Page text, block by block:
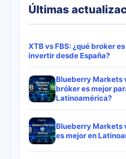
Últimas
XTB vs FBS: ¿qué broker
invertir desde España?
Blueberry Markets
bróker es mejor
Latinoamérica?
Blueberry Markets
es mejor en